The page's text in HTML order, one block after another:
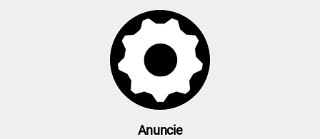
Anuncie